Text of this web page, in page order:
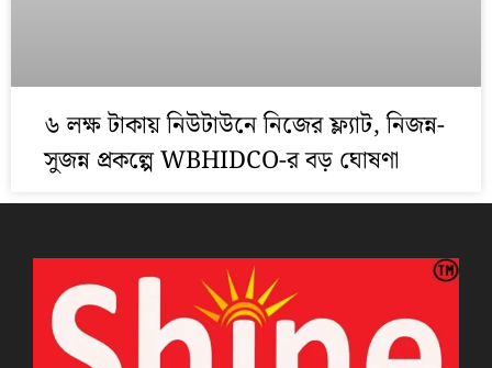
৬ লক্ষ টাকায় নিউটাউনে নিজের ফ্ল্যাট, নিজন্ন-
সুজন্ন প্রকল্পে WBHIDCO-র বড় ঘোষণা